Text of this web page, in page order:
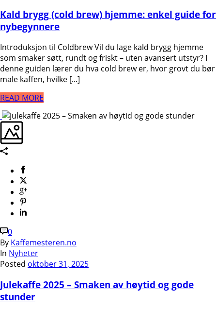
Kald brygg (cold brew) hjemme: enkel guide for
nybegynnere
Introduksjon til Coldbrew Vil du lage kald brygg hjemme
som smaker søtt, rundt og friskt – uten avansert utstyr? I
denne guiden lærer du hva cold brew er, hvor grovt du bør
male kaffen, hvilke [...]
READ MORE
0
By Kaffemesteren.no
In Nyheter
Posted oktober 31, 2025
Julekaffe 2025 – Smaken av høytid og gode
stunder